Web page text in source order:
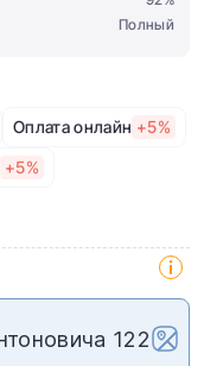
Полный
Оплата онлайн +5%
+5%
122